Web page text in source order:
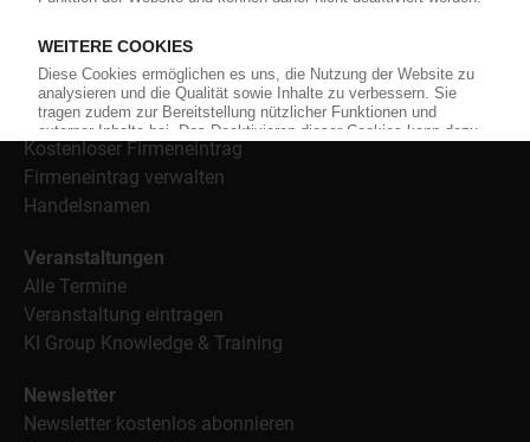
Archiv
Wer-Bietet-Was?
Produktsuche
Kostenloser Firmeneintrag
Firmeneintrag verwalten
Handelsnamen
Veranstaltungen
Alle Termine
Veranstaltung eintragen
KI Group Knowledge & Training
Newsletter
Newsletter kostenlos abonnieren